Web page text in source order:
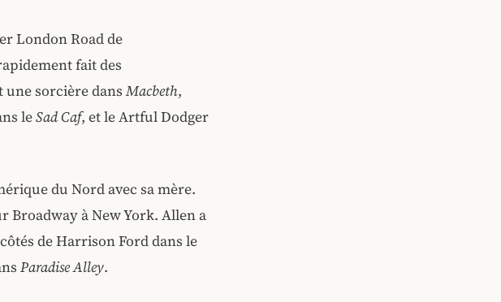
London Road de
fait des
une sorcière dansMacbeth,
leSad Caf, et le Artful Dodger
du Nord avec sa mère.
Broadway à New York. Allen a
de Harrison Ford dans le
Paradise Alley.